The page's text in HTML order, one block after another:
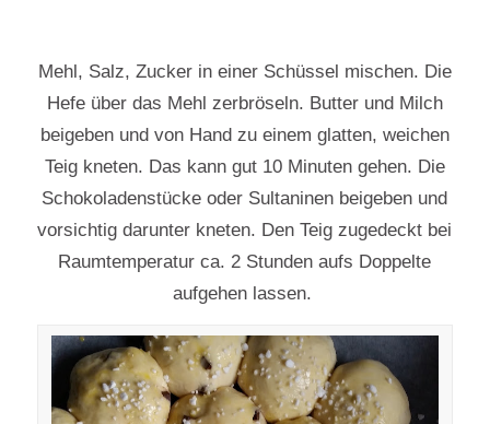
Mehl, Salz, Zucker in einer Schüssel mischen. Die
Hefe über das Mehl zerbröseln. Butter und Milch
beigeben und von Hand zu einem glatten, weichen
Teig kneten. Das kann gut 10 Minuten gehen. Die
Schokoladenstücke oder Sultaninen beigeben und
vorsichtig darunter kneten. Den Teig zugedeckt bei
Raumtemperatur ca. 2 Stunden aufs Doppelte
aufgehen lassen.